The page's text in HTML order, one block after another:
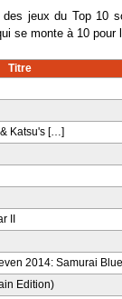
jeux du Top 10
se monte à 10 pour
Titre
Katsu's […]
II
2014: Samurai
Edition)